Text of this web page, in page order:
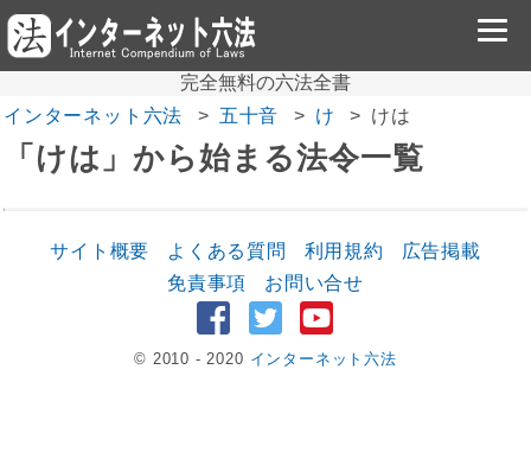
完全無料の六法全書
インターネット六法
五十音 け けは
「けは」から始まる法令一覧
サイト概要 よくある質問 利用規約
広告掲載
免責事項
お問い合せ
© 2010 - 2020 インターネット六法